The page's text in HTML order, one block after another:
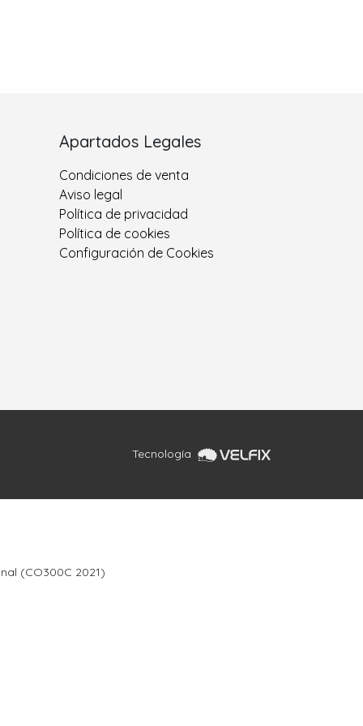
Apartados Legales
Condiciones de venta
Aviso legal
Política de privacidad
Política de cookies
Configuración de Cookies
Tecnología
(CO300C 2021)